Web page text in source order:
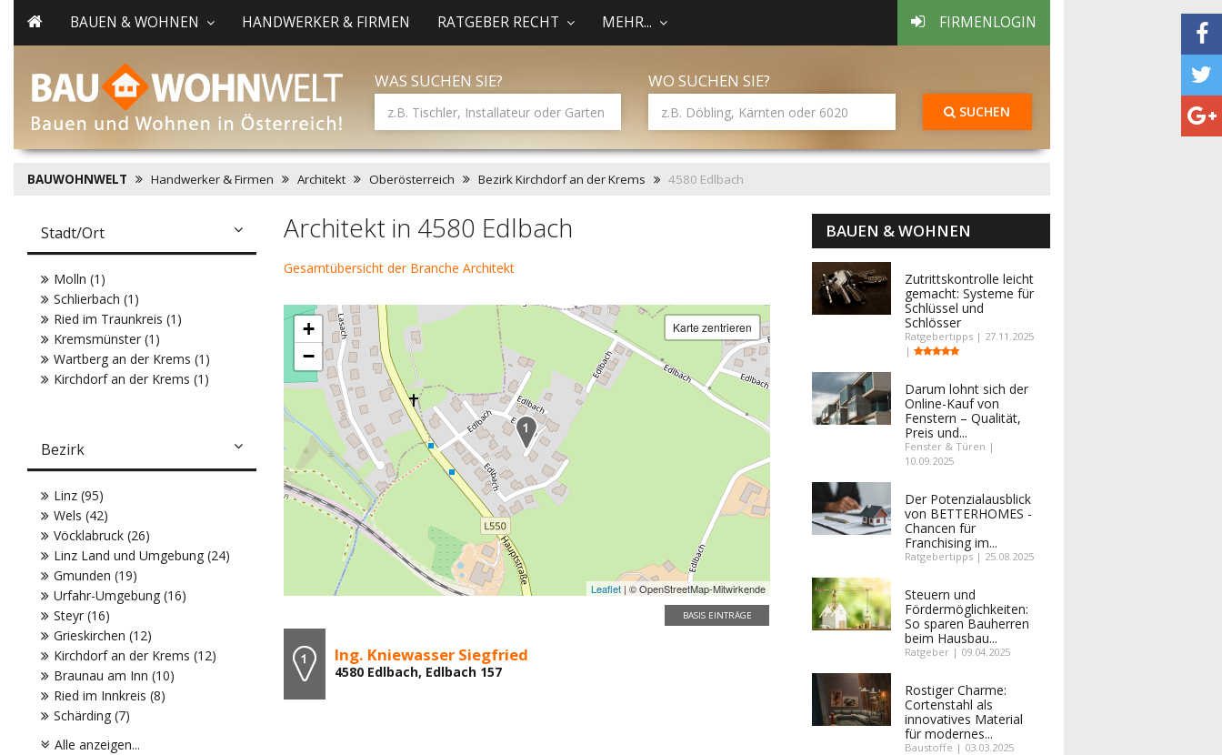
BAUEN & WOHNEN HANDWERKER & FIRMEN RATGEBER RECHT MEHR... FIRMENLOGIN
WAS SUCHEN SIE? WO SUCHEN SIE?
SUCHEN
BAUWOHNWELT Handwerker & Firmen Architekt Oberösterreich Bezirk Kirchdorf an der Krems 4580 Edlbach
Architekt in 4580 Edlbach
Gesamtübersicht der Branche Architekt
+
−
Karte zentrieren
Leaflet | © OpenStreetMap-Mitwirkende
BASIS EINTRÄGE
Ing. Kniewasser Siegfried
4580 Edlbach, Edlbach 157
Stadt/Ort
Molln (1)
Schlierbach (1)
Ried im Traunkreis (1)
Kremsmünster (1)
Wartberg an der Krems (1)
Kirchdorf an der Krems (1)
Bezirk
Linz (95)
Wels (42)
Vöcklabruck (26)
Linz Land und Umgebung (24)
Gmunden (19)
Urfahr-Umgebung (16)
Steyr (16)
Grieskirchen (12)
Kirchdorf an der Krems (12)
Braunau am Inn (10)
Ried im Innkreis (8)
Schärding (7)
Alle anzeigen...
BAUEN & WOHNEN
Zutrittskontrolle leicht
gemacht: Systeme für
Schlüssel und
Schlösser
Ratgebertipps | 27.11.2025
|
Darum lohnt sich der
Online-Kauf von
Fenstern – Qualität,
Preis und...
Fenster & Türen |
10.09.2025
Der Potenzialausblick
von BETTERHOMES -
Chancen für
Franchising im...
Ratgebertipps | 25.08.2025
Steuern und
Fördermöglichkeiten:
So sparen Bauherren
beim Hausbau...
Ratgeber | 09.04.2025
Rostiger Charme:
Cortenstahl als
innovatives Material
für modernes...
Baustoffe | 03.03.2025